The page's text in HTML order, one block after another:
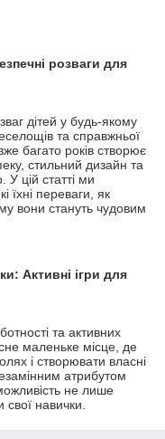
розваги для
дітей у будь-якому
та справжньої
багато років створює
стильний дизайн та
У цій статті ми
їхні переваги, як
вони стануть чудовим
Активні ігри для
та активних
маленьке місце, де
і створювати власні
атрибутом
не лише
навички.